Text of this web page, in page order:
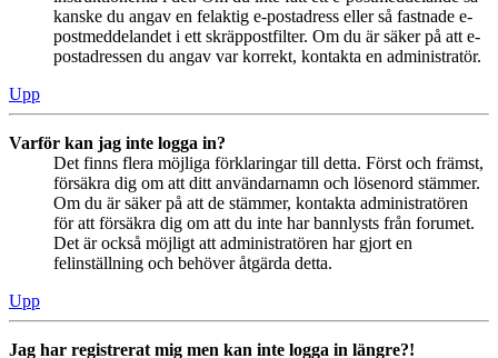
kanske du angav en felaktig e-postadress eller så fastnade e-
postmeddelandet i ett skräppostfilter. Om du är säker på att e-
postadressen du angav var korrekt, kontakta en administratör.
Upp
Varför kan jag inte logga in?
Det finns flera möjliga förklaringar till detta. Först och främst,
försäkra dig om att ditt användarnamn och lösenord stämmer.
Om du är säker på att de stämmer, kontakta administratören
för att försäkra dig om att du inte har bannlysts från forumet.
Det är också möjligt att administratören har gjort en
felinställning och behöver åtgärda detta.
Upp
Jag har registrerat mig men kan inte logga in längre?!